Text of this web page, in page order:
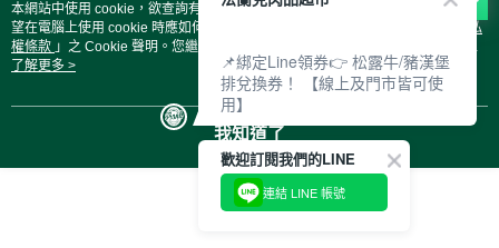
熱門標籤
本網站中使用 cookie，欲查詢有關本網站使用 cookie 方式之詳情，及若您不希
望在電腦上使用 cookie 時應如何變更電腦的 cookie 設定，請參閱本網站「
隱私
權條款 」之 Cookie 聲明。您繼續使用本網站即表示您同意本公司得按本網站使
用條款之 Cookie 聲明使用 cookie。
了解更多 >
我知道了
📌綁定Line領券👉 松露牛/豬漢堡
排兌換券！ 【線上及門市皆可使
用】
歡迎訂閱我們的LINE
連結 LINE 帳號